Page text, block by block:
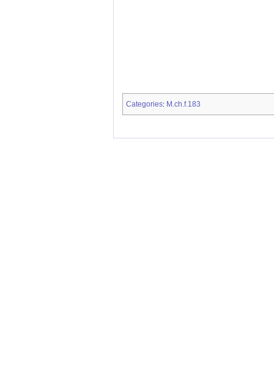
Categories: M.ch.f.183